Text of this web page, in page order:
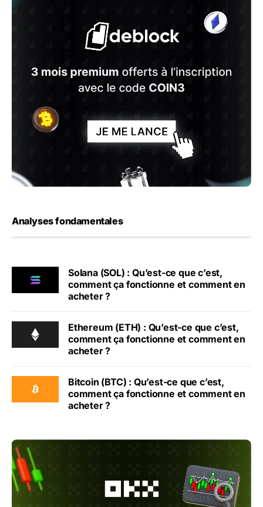
Analyses fondamentales
Solana (SOL) : Qu’est-ce que c’est,
comment ça fonctionne et comment en
acheter ?
Ethereum (ETH) : Qu’est-ce que c’est,
comment ça fonctionne et comment en
acheter ?
Bitcoin (BTC) : Qu’est-ce que c’est,
comment ça fonctionne et comment en
acheter ?